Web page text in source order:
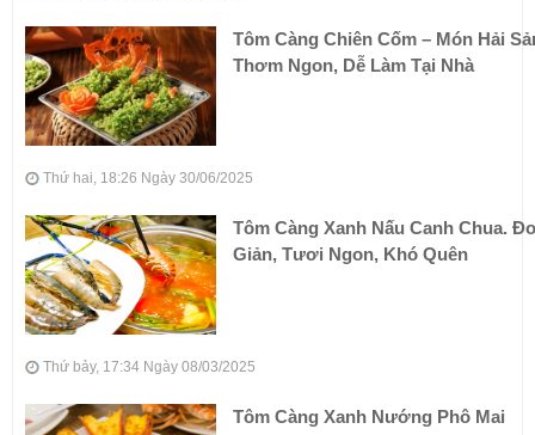
Tôm Càng Chiên Cốm – Món Hải
Thơm Ngon, Dễ Làm Tại Nhà
Thứ hai, 18:26 Ngày 30/06/2025
Tôm Càng Xanh Nấu Canh Chua.
Giản, Tươi Ngon, Khó Quên
Thứ bảy, 17:34 Ngày 08/03/2025
Tôm Càng Xanh Nướng Phô Mai